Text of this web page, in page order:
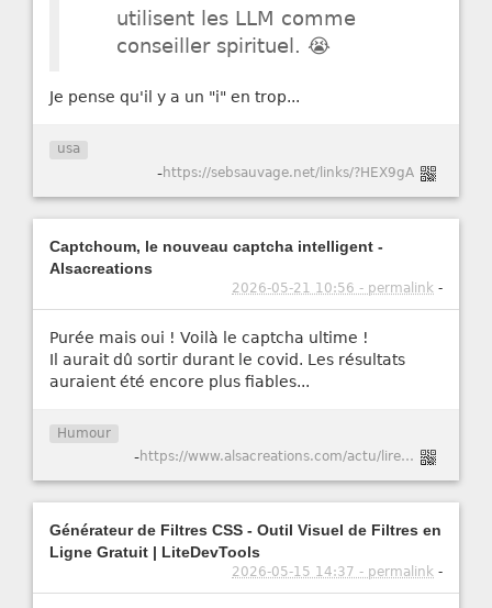
utilisent les LLM comme
conseiller spirituel. 😭
Je pense qu'il y a un "i" en trop...
usa
-https://sebsauvage.net/links/?HEX9gA
Captchoum, le nouveau captcha intelligent -
Alsacreations
2026-05-21 10:56 - permalink -
Purée mais oui ! Voilà le captcha ultime !
Il aurait dû sortir durant le covid. Les résultats
auraient été encore plus fiables...
Humour
- https://www.alsacreations.com/actu/lire/1984-Captchoum-le-nouveau-captcha-intelligent.html
Générateur de Filtres CSS - Outil Visuel de Filtres en
Ligne Gratuit | LiteDevTools
2026-05-15 14:37 - permalink -